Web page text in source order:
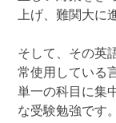
上げ、難関大に
そして、その英
常使用している
単一の科目に集
な受験勉強です。